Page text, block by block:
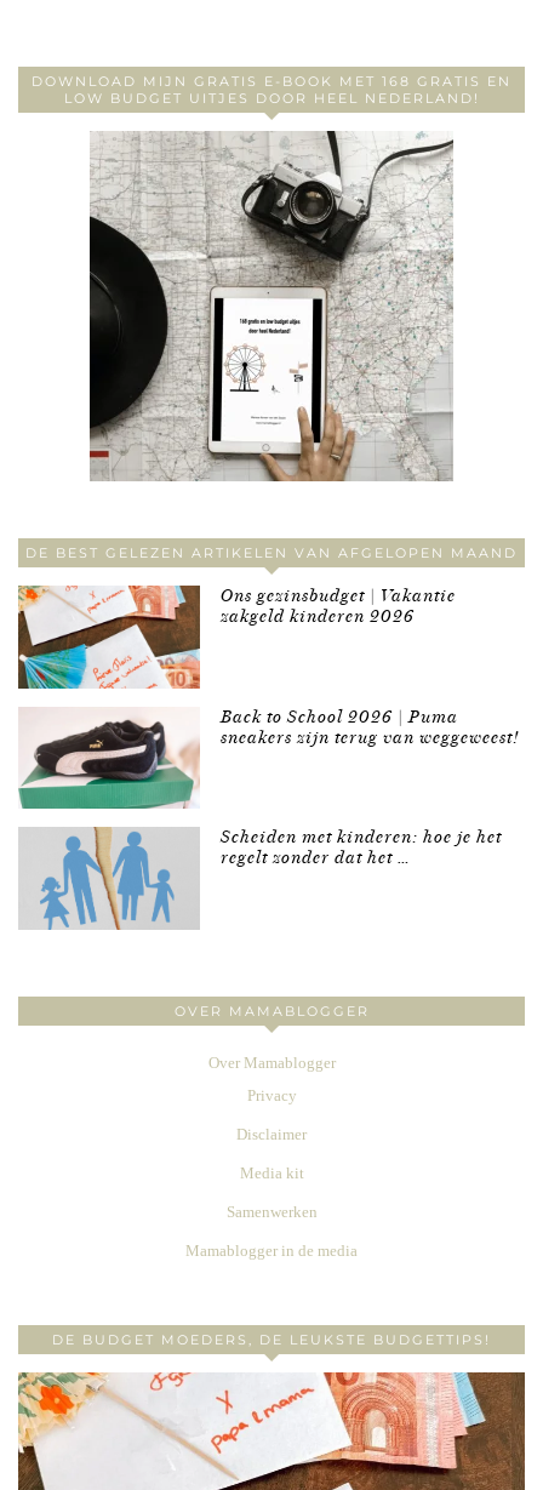
DOWNLOAD MIJN GRATIS E-BOOK MET 168 GRATIS EN
LOW BUDGET UITJES DOOR HEEL NEDERLAND!
DE BEST GELEZEN ARTIKELEN VAN AFGELOPEN MAAND
Ons gezinsbudget | Vakantie
zakgeld kinderen 2026
Back to School 2026 | Puma
sneakers zijn terug van weggeweest!
Scheiden met kinderen: hoe je het
regelt zonder dat het …
OVER MAMABLOGGER
Over Mamablogger
Privacy
Disclaimer
Media kit
Samenwerken
Mamablogger in de media
DE BUDGET MOEDERS, DE LEUKSTE BUDGETTIPS!